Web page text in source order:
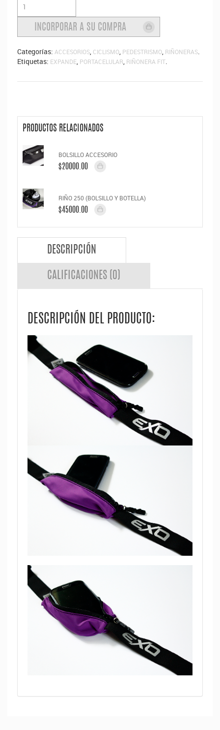
Categorías: ACCESORIOS CICLISMO PEDESTRISMO RIÑONERAS
Etiquetas: EXPANDE PORTACELULAR RIÑONERA FIT
PRODUCTOS RELACIONADOS
BOLSILLO ACCESORIO
$20000.00
RIÑO 250 (BOLSILLO Y BOTELLA)
$45000.00
DESCRIPCIÓN
CALIFICACIONES (0)
DESCRIPCIÓN DEL PRODUCTO: